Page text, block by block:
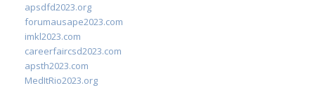
apsdfd2023.org
forumausape2023.com
imkl2023.com
careerfaircsd2023.com
apsth2023.com
MedItRio2023.org